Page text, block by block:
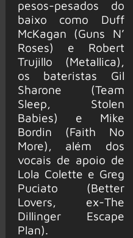
pesos-pesados do
baixo como Duff
McKagan (Guns N’
Roses) e Robert
Trujillo (Metallica),
os bateristas Gil
Sharone (Team
Sleep, Stolen
Babies) e Mike
Bordin (Faith No
More), além dos
vocais de apoio de
Lola Colette e Greg
Puciato (Better
Lovers, ex-The
Dillinger Escape
Plan).